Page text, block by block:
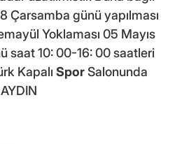
Çarsamba günü yapılması
Yoklaması 05 Mayıs
saat 10: 00-16: 00 saatleri
Kapalı SporSalonunda